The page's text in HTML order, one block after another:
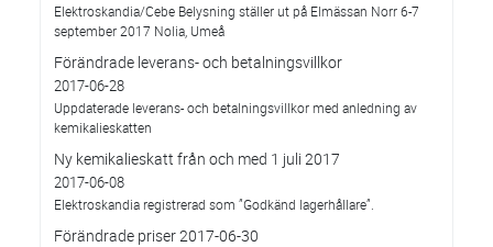
Elektroskandia/Cebe Belysning ställer ut på Elmässan Norr 6-7
september 2017 Nolia, Umeå
Förändrade leverans- och betalningsvillkor
2017-06-28
Uppdaterade leverans- och betalningsvillkor med anledning av
kemikalieskatten
Ny kemikalieskatt från och med 1 juli 2017
2017-06-08
Elektroskandia registrerad som ”Godkänd lagerhållare”.
Förändrade priser 2017-06-30